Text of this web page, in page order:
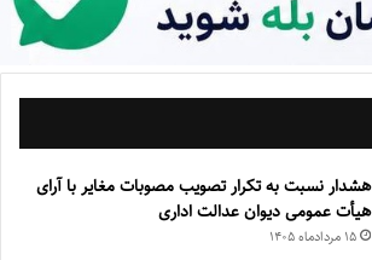
هشدار نسبت به تکرار تصویب مصوبات مغایر با آرای
هیأت عمومی دیوان عدالت اداری
۱۵ مرداد‌ماه ۱۴۰۵